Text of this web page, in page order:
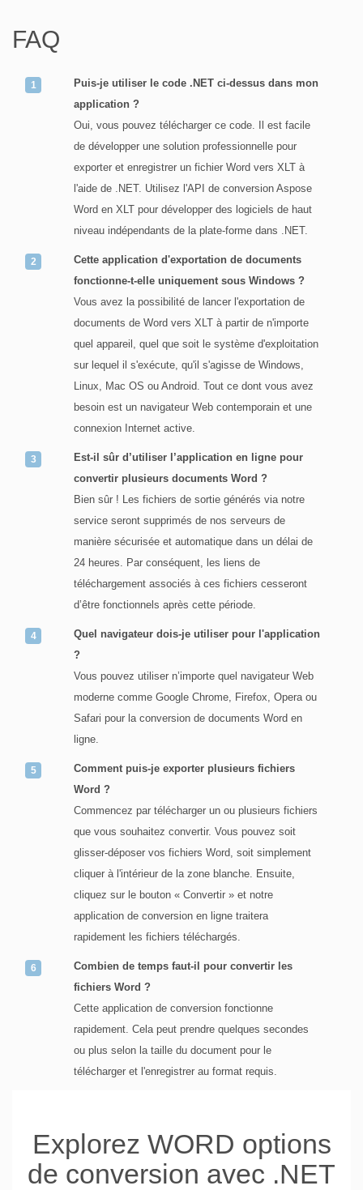
FAQ
Puis-je utiliser le code .NET ci-dessus dans mon
application ?
Oui, vous pouvez télécharger ce code. Il est facile
de développer une solution professionnelle pour
exporter et enregistrer un fichier Word vers XLT à
l'aide de .NET. Utilisez l'API de conversion Aspose
Word en XLT pour développer des logiciels de haut
niveau indépendants de la plate-forme dans .NET.
Cette application d'exportation de documents
fonctionne-t-elle uniquement sous Windows ?
Vous avez la possibilité de lancer l'exportation de
documents de Word vers XLT à partir de n'importe
quel appareil, quel que soit le système d'exploitation
sur lequel il s'exécute, qu'il s'agisse de Windows,
Linux, Mac OS ou Android. Tout ce dont vous avez
besoin est un navigateur Web contemporain et une
connexion Internet active.
Est-il sûr d’utiliser l’application en ligne pour
convertir plusieurs documents Word ?
Bien sûr ! Les fichiers de sortie générés via notre
service seront supprimés de nos serveurs de
manière sécurisée et automatique dans un délai de
24 heures. Par conséquent, les liens de
téléchargement associés à ces fichiers cesseront
d’être fonctionnels après cette période.
Quel navigateur dois-je utiliser pour l'application
?
Vous pouvez utiliser n’importe quel navigateur Web
moderne comme Google Chrome, Firefox, Opera ou
Safari pour la conversion de documents Word en
ligne.
Comment puis-je exporter plusieurs fichiers
Word ?
Commencez par télécharger un ou plusieurs fichiers
que vous souhaitez convertir. Vous pouvez soit
glisser-déposer vos fichiers Word, soit simplement
cliquer à l'intérieur de la zone blanche. Ensuite,
cliquez sur le bouton « Convertir » et notre
application de conversion en ligne traitera
rapidement les fichiers téléchargés.
Combien de temps faut-il pour convertir les
fichiers Word ?
Cette application de conversion fonctionne
rapidement. Cela peut prendre quelques secondes
ou plus selon la taille du document pour le
télécharger et l'enregistrer au format requis.
Explorez WORD options
de conversion avec .NET